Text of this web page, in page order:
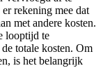
rekening mee dat
met andere kosten.
looptijd te
totale kosten. Om
is het belangrijk